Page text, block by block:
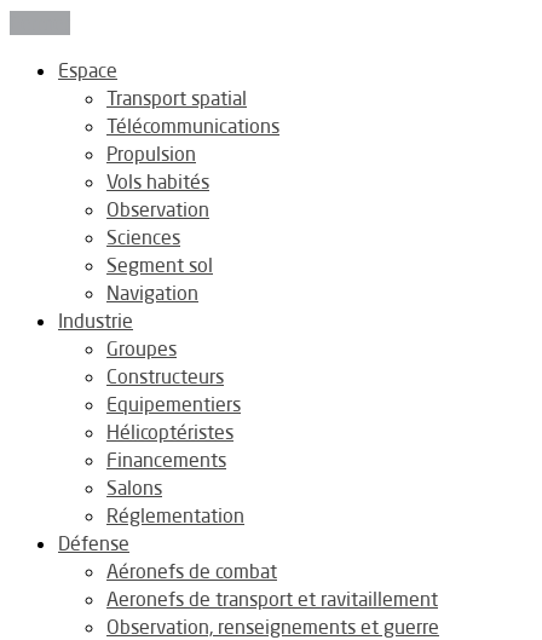
Espace
Transport spatial
Télécommunications
Propulsion
Vols habités
Observation
Sciences
Segment sol
Navigation
Industrie
Groupes
Constructeurs
Equipementiers
Hélicoptéristes
Financements
Salons
Réglementation
Défense
Aéronefs de combat
Aeronefs de transport et ravitaillement
Observation, renseignements et guerre